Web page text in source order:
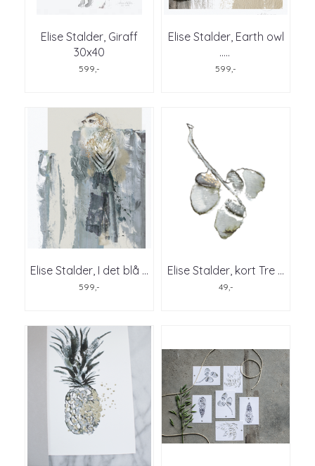
Elise Stalder, Giraff
30x40
599,-
Elise Stalder, Earth owl
.....
599,-
Elise Stalder, I det blå ...
599,-
Elise Stalder, kort Tre ...
49,-